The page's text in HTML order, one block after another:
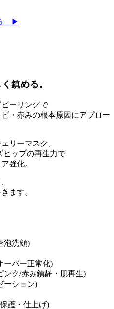
る ▶
鎮める。
ーリングで
・赤みの根本原因にアプロー
リーマスク。
ヒップの再生力で
強化。
ます。
泡洗顔)
ーバー正常化)
ク/赤み鎮静・肌再生)
ーション)
護・仕上げ)